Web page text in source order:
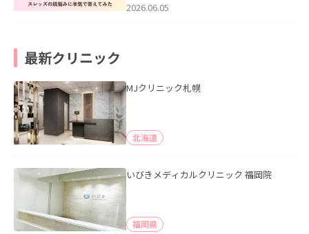
2026.06.05
最新クリニック
MJクリニック札幌
北海道
いびきメディカルクリニック 福岡院
福岡県